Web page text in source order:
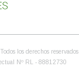
| Todos los derechos reservados
Nº RL - 88812730